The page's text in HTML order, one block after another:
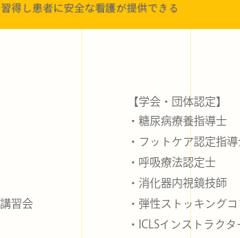
習会
【学会・団体認定】
・糖尿病療養指導士
・フットケア認定指導
・呼吸療法認定士
・消化器内視鏡技師
・弾性ストッキング
・ICLSインストラクタ